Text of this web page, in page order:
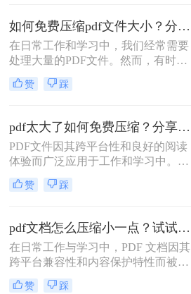
绍三种简单实用的PDF压缩技巧，助
你轻松优化PDF文件，提升文档传输
效率。
如何免费压缩pdf文件大小？分享二个实用压缩方法！
在日常工作和学习中，我们经常需要
处理大量的PDF文件。然而，有时候
PDF文件过大，不仅占用存储空间，
还会影响上传和分享的速度。为了解
文将介绍两种免费压缩PDF文件大小
的方法。
赞 踩
pdf太大了如何免费压缩？分享二种压缩方法！
PDF文件因其跨平台性和良好的阅读
体验而广泛应用于工作和学习中。然
而，有时PDF文件体积过大，不仅占
用存储空间，还会影响传输速度。那
介绍两种免费压缩PDF文件的方法。
赞 踩
pdf文档怎么压缩小一点？试试这5个压缩方法！
在日常工作与学习中，PDF 文档因其
跨平台兼容性和内容保护特性而被广
泛使用。然而，当 PDF 文件中包含大
量高分辨率图片、内嵌字体或复杂图
赞 踩